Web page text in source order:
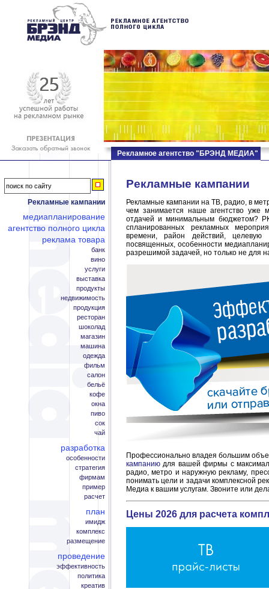
Рекламные кампании
медиапланирование
агентство полного цикла
реклама товара
банк
вино
услуги
выставка
продукты
недвижимость
продукция
ресторан
шоколад
магазин
машина
одежда
фильм
салон
бельё
кофе
окна
пиво
сок
чай
разработка
особенности
стратегия
фирмам
пример
расчет
план
имидж
комплекс
размещение
проведение
эффективность
политика
креатив
Рекламное агентство "БРЭНД МЕДИА"
Рекламные кампании
Рекламные кампании на ТВ, радио, в
чем занимается наше агентство уже
отдачей и минимальным бюджетом?
спланированных рекламных
времени, район действий,
посвященных, особенности
разрешимой задачей, но только не для
Профессионально владея большим
кампанию для вашей фирмы с
радио, метро и наружную рекламу,
понимать цели и задачи комплексной
Медиа к вашим услугам. Звоните или
Цены 2026 для расчета